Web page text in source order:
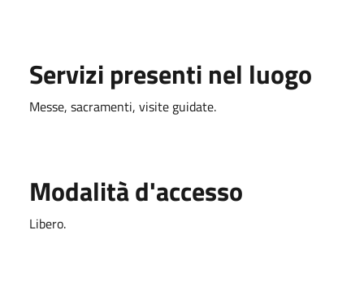
Servizi presenti nel luogo
Messe, sacramenti, visite guidate.
Modalità d'accesso
Libero.